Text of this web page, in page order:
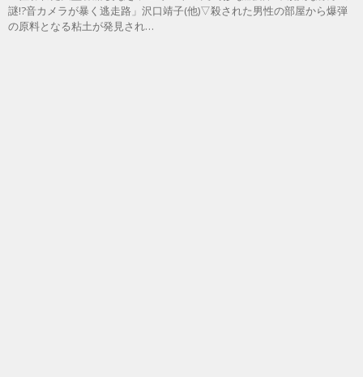
謎!?音カメラが暴く逃走路」沢口靖子(他)▽殺された男性の部屋から爆弾
の原料となる粘土が発見され…